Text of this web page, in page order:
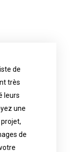
de
très
leurs
une
de
an
if
the
his